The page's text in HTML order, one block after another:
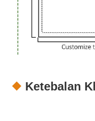
Ketebalan